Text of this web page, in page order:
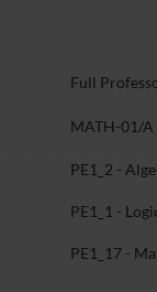
Full
MATH-01/A
PE1_2 -
PE1_1 -
PE1_17 -